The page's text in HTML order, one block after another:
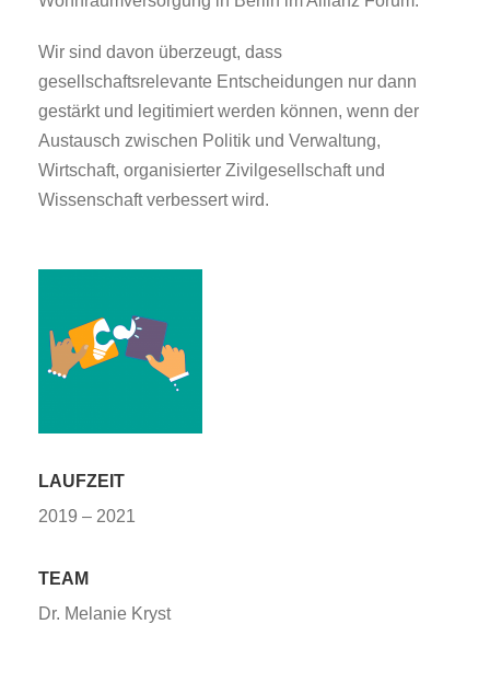
Wir sind davon überzeugt, dass
gesellschaftsrelevante Entscheidungen nur dann
gestärkt und legitimiert werden können, wenn der
Austausch zwischen Politik und Verwaltung,
Wirtschaft, organisierter Zivilgesellschaft und
Wissenschaft verbessert wird.
LAUFZEIT
2019 – 2021
TEAM
Dr. Melanie Kryst